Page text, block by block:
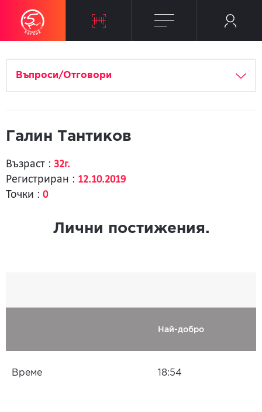
Въпроси/Отговори
Галин Тантиков
Възраст : 32г.
Регистриран : 12.10.2019
Точки : 0
Лични постижения.
Най-добро
Време 18:54